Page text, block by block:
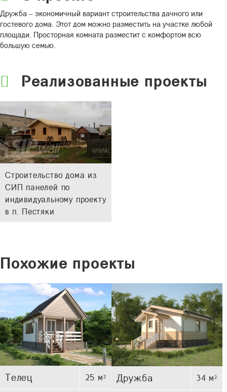
Дружба – экономичный вариант строительства дачного или
гостевого дома. Этот дом можно разместить на участке любой
площади. Просторная комната разместит с комфортом всю
большую семью.
Реализованные проекты
Строительство дома из
СИП панелей по
индивидуальному проекту
в п. Пестяки
Похожие проекты
Телец 25 м² Дружба 34 м²